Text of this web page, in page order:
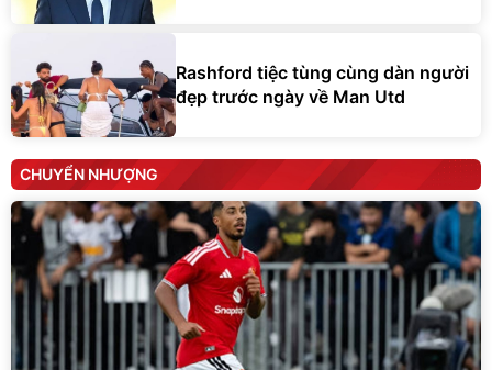
Rashford tiệc tùng cùng dàn người
đẹp trước ngày về Man Utd
CHUYỂN NHƯỢNG